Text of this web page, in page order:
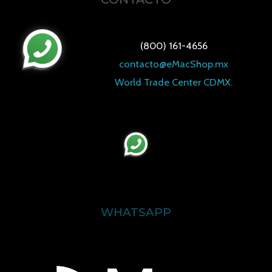
(800) 161-4656
contacto@eMacShop.mx
World Trade Center CDMX.
WHATSAPP